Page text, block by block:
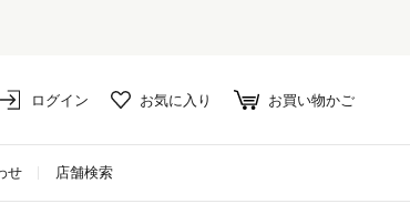
還元！
ログイン お気に入り お買い物かご
せ 店舗検索